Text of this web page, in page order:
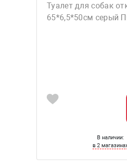
Туалет для собак
65*6,5*50см серый
В наличии:
в 2